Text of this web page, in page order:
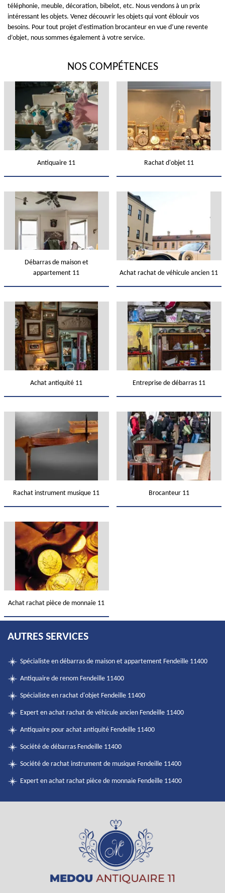
téléphonie, meuble, décoration, bibelot, etc. Nous vendons à un prix
intéressant les objets. Venez découvrir les objets qui vont éblouir vos
besoins. Pour tout projet d’estimation brocanteur en vue d’une revente
d’objet, nous sommes également à votre service.
NOS COMPÉTENCES
Antiquaire 11 Rachat d'objet 11
Débarras de maison et
appartement 11
Achat rachat de véhicule ancien 11
Achat antiquité 11 Entreprise de débarras 11
Rachat instrument musique 11 Brocanteur 11
Achat rachat pièce de monnaie 11
AUTRES SERVICES
Spécialiste en débarras de maison et appartement Fendeille 11400
Antiquaire de renom Fendeille 11400
Spécialiste en rachat d'objet Fendeille 11400
Expert en achat rachat de véhicule ancien Fendeille 11400
Antiquaire pour achat antiquité Fendeille 11400
Société de débarras Fendeille 11400
Société de rachat instrument de musique Fendeille 11400
Expert en achat rachat pièce de monnaie Fendeille 11400